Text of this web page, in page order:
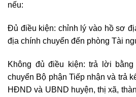
nếu:
Đủ điều kiện: chỉnh lý vào hồ sơ
địa chính chuyển đến phòng Tài
Không đủ điều kiện: trả lời
chuyển Bộ phận Tiếp nhận và trả
HĐND và UBND huyện, thị xã,